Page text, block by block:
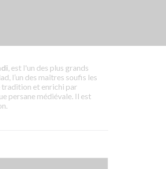
, est l'un des plus grands
l’un des maîtres soufis les
tradition et enrichi par
persane médiévale. Il est